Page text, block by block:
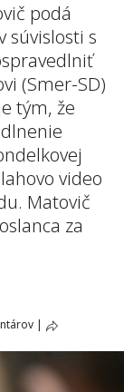
podá
súvislosti s
(Smer-SD)
tým, že
video
Matovič
za
|